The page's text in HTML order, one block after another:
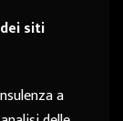
siti
a